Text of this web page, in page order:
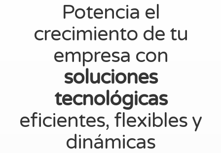
Potencia el
crecimiento de tu
empresa con
soluciones
tecnológicas
eficientes, flexibles y
dinámicas